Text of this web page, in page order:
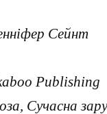
Сейнт
Publishing
Сучасна